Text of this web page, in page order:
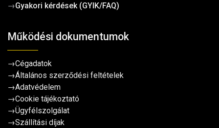
→Gyakori kérdések (GYIK/FAQ)
Működési dokumentumok
→Cégadatok
→Általános szerződési feltételek
→Adatvédelem
→Cookie tájékoztató
→Ügyfélszolgálat
→Szállítási díjak